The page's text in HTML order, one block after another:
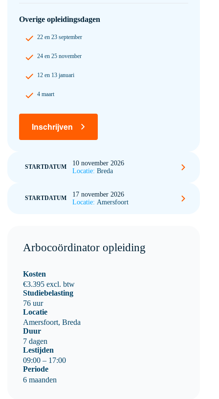
Overige opleidingsdagen
22 en 23 september
24 en 25 november
12 en 13 januari
4 maart
Inschrijven
STARTDATUM
10 november 2026
Locatie: Breda
10 november 2026
Overige opleidingsdagen
19 en 20 januari
16 en 17 maart
6 mei
Inschrijven
STARTDATUM
17 november 2026
Locatie: Amersfoort
Locatie:
Overige opleidingsdagen
17 en 18 november
26 en 27 januari
23 en 24 maart
13 mei
Inschrijven
Arbocoördinator opleiding
Kosten
€3.395 excl. btw
Studiebelasting
76 uur
Locatie
Amersfoort, Breda
Duur
7 dagen
Lestijden
09:00 – 17:00
Periode
6 maanden